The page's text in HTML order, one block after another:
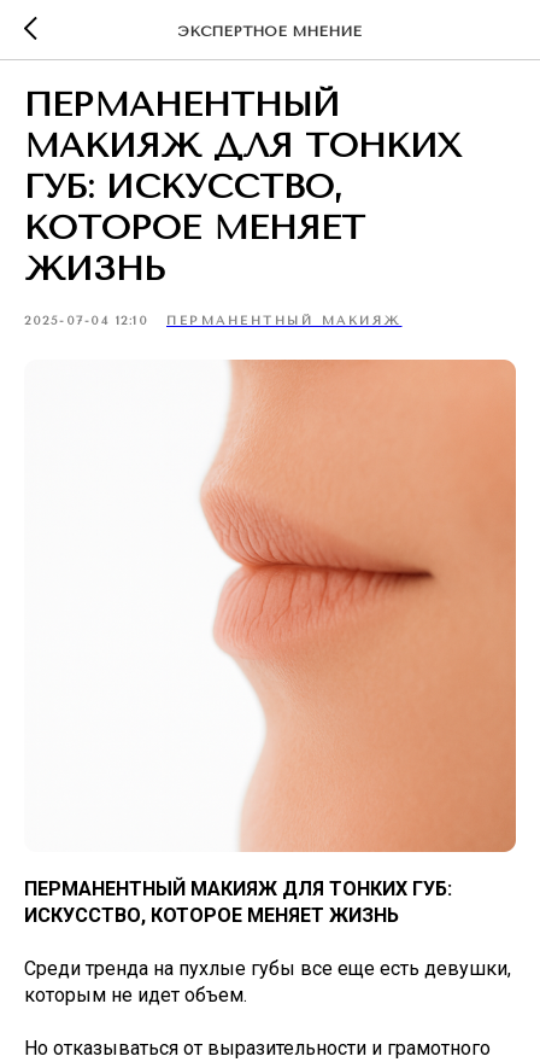
ЭКСПЕРТНОЕ МНЕНИЕ
ПЕРМАНЕНТНЫЙ
МАКИЯЖ ДЛЯ ТОНКИХ
ГУБ: ИСКУССТВО,
КОТОРОЕ МЕНЯЕТ
ЖИЗНЬ
2025-07-04 12:10 ПЕРМАНЕНТНЫЙ МАКИЯЖ
ПЕРМАНЕНТНЫЙ МАКИЯЖ ДЛЯ ТОНКИХ ГУБ:
ИСКУССТВО, КОТОРОЕ МЕНЯЕТ ЖИЗНЬ
Среди тренда на пухлые губы все еще есть девушки,
которым не идет объем.
Но отказываться от выразительности и грамотного